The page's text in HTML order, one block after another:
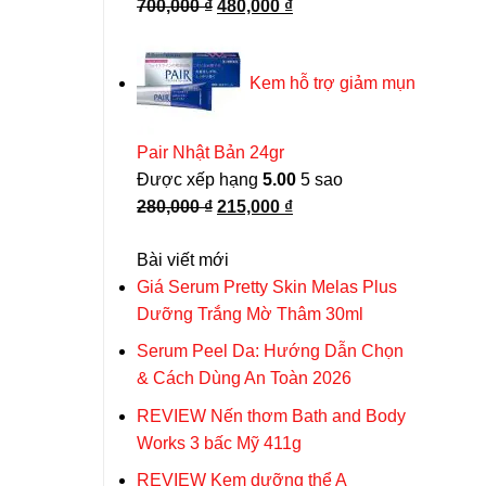
700,000₫ Giá
là:
700,000 ₫.
480,000 ₫Giá
là:
Kem hỗ trợ giảm mụn
Pair Nhật Bản 24gr
Được xếp hạng 5.00 5 sao
280,000₫ Giá
là:
280,000 ₫.
215,000 ₫Giá
là:
215,000 ₫.
Bài viết mới
Giá Serum Pretty Skin Melas Plus
Dưỡng Trắng Mờ Thâm 30ml
Serum Peel Da: Hướng Dẫn Chọn
& Cách Dùng An Toàn 2026
REVIEW Nến thơm Bath and Body
Works 3 bấc Mỹ 411g
REVIEW Kem dưỡng thể A